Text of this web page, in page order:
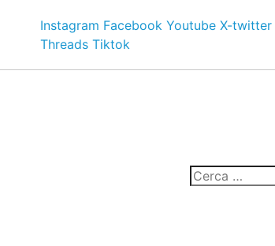
Instagram Facebook Youtube X-twitter
Threads Tiktok